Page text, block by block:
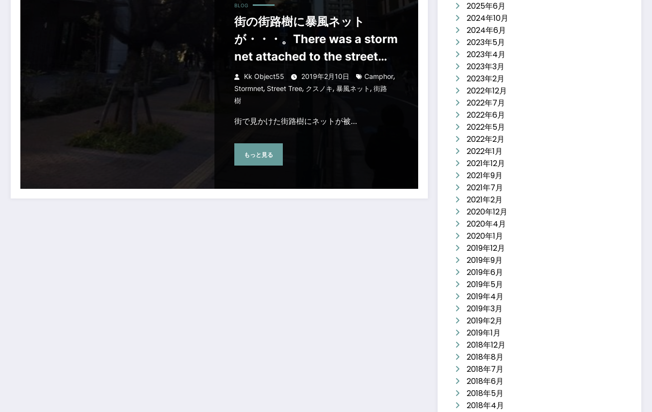
BLOG
街の街路樹に暴風ネット
が・・・。There was a storm
net attached to the street
tree of the town.
Kk Object55 2019年2月10日 Camphor,
Stormnet, Street Tree, クスノキ, 暴風ネット, 街路
樹
街で見かけた街路樹にネットが被…
もっと見る
2025年6月
2024年10月
2024年6月
2023年5月
2023年4月
2023年3月
2023年2月
2022年12月
2022年7月
2022年6月
2022年5月
2022年2月
2022年1月
2021年12月
2021年9月
2021年7月
2021年2月
2020年12月
2020年4月
2020年1月
2019年12月
2019年9月
2019年6月
2019年5月
2019年4月
2019年3月
2019年2月
2019年1月
2018年12月
2018年8月
2018年7月
2018年6月
2018年5月
2018年4月